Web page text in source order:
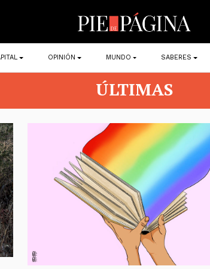
OPINIÓN MUNDO SABERES
ÚLTIMAS